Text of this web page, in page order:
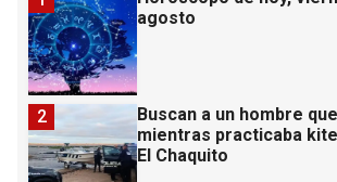
agosto
Buscan a un hombre
mientras practicaba
El Chaquito
2